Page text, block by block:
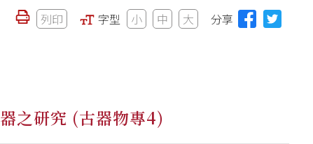
列印 字型 小 中 大 分享
之研究 (古器物專4)